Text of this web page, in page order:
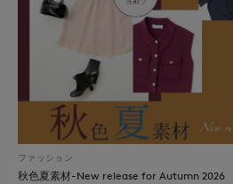
ファッション
秋色夏素材-New release for Autumn 2026